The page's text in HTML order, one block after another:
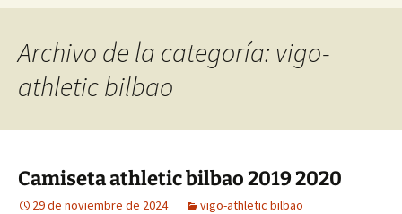
Archivo de la categoría: vigo-
athletic bilbao
Camiseta athletic bilbao 2019 2020
29 de noviembre de 2024 vigo-athletic bilbao